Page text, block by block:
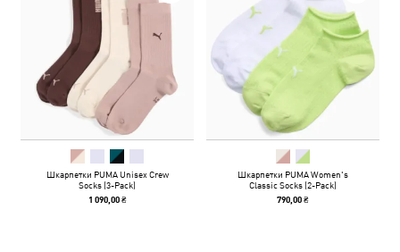
Шкарпетки PUMA Unisex Crew
Socks (3-Pack)
1 090,00 ₴
Шкарпетки PUMA Women's
Classic Socks (2-Pack)
790,00 ₴